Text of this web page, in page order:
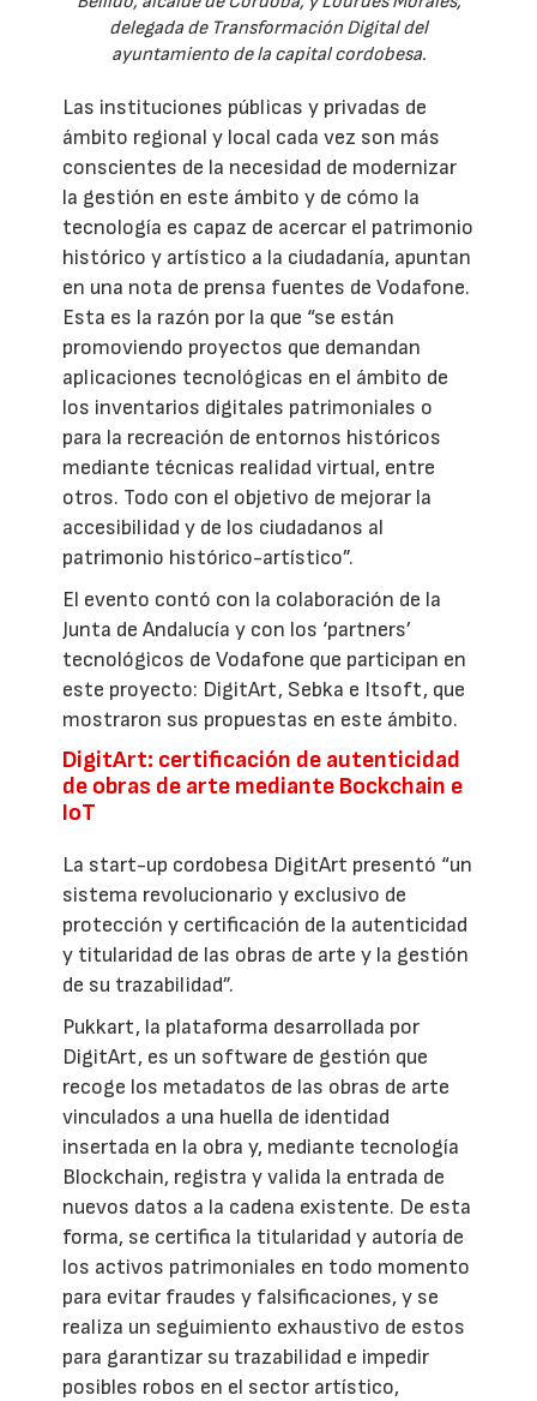
delegada de Transformación Digital del
ayuntamiento de la capital cordobesa.
Las instituciones públicas y privadas de
ámbito regional y local cada vez son más
conscientes de la necesidad de modernizar
la gestión en este ámbito y de cómo la
tecnología es capaz de acercar el patrimonio
histórico y artístico a la ciudadanía, apuntan
en una nota de prensa fuentes de Vodafone.
Esta es la razón por la que “se están
promoviendo proyectos que demandan
aplicaciones tecnológicas en el ámbito de
los inventarios digitales patrimoniales o
para la recreación de entornos históricos
mediante técnicas realidad virtual, entre
otros. Todo con el objetivo de mejorar la
accesibilidad y de los ciudadanos al
patrimonio histórico-artístico”.
El evento contó con la colaboración de la
Junta de Andalucía y con los ‘partners’
tecnológicos de Vodafone que participan en
este proyecto: DigitArt, Sebka e Itsoft, que
mostraron sus propuestas en este ámbito.
DigitArt: certificación de autenticidad
de obras de arte mediante Bockchain e
IoT
La start-up cordobesa DigitArt presentó “un
sistema revolucionario y exclusivo de
protección y certificación de la autenticidad
y titularidad de las obras de arte y la gestión
de su trazabilidad”.
Pukkart, la plataforma desarrollada por
DigitArt, es un software de gestión que
recoge los metadatos de las obras de arte
vinculados a una huella de identidad
insertada en la obra y, mediante tecnología
Blockchain, registra y valida la entrada de
nuevos datos a la cadena existente. De esta
forma, se certifica la titularidad y autoría de
los activos patrimoniales en todo momento
para evitar fraudes y falsificaciones, y se
realiza un seguimiento exhaustivo de estos
para garantizar su trazabilidad e impedir
posibles robos en el sector artístico,